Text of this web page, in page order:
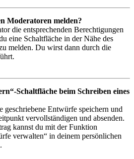
Moderatoren melden?
die entsprechenden Berechtigungen
eine Schaltfläche in der Nähe des
melden. Du wirst dann durch die
Schaltfläche beim Schreiben eines
geschriebene Entwürfe speichern und
vervollständigen und absenden.
kannst du mit der Funktion
verwalten“ in deinem persönlichen